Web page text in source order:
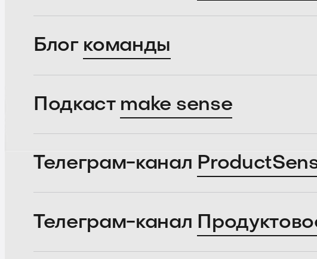
Блог команды
Подкаст make sense
Телеграм-канал
Телеграм-канал